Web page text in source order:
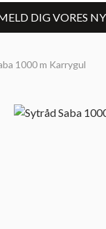
DIG VORES
1000 m Karrygul